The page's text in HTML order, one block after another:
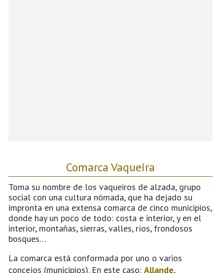
Comarca Vaqueira
Toma su nombre de los vaqueiros de alzada, grupo
social con una cultura nómada, que ha dejado su
impronta en una extensa comarca de cinco municipios,
donde hay un poco de todo: costa e interior, y en el
interior, montañas, sierras, valles, ríos, frondosos
bosques…
La comarca está conformada por uno o varios
concejos (municipios). En este caso: Allande,